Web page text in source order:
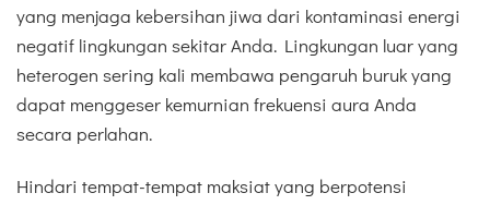
yang menjaga kebersihan jiwa dari kontaminasi energi
negatif lingkungan sekitar Anda. Lingkungan luar yang
heterogen sering kali membawa pengaruh buruk yang
dapat menggeser kemurnian frekuensi aura Anda
secara perlahan.
Hindari tempat-tempat maksiat yang berpotensi